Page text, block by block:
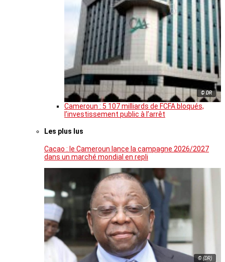
© DR
Cameroun : 5 107 milliards de FCFA bloqués,
l’investissement public à l’arrêt
Les plus lus
Cacao : le Cameroun lance la campagne 2026/2027
dans un marché mondial en repli
© (DR)